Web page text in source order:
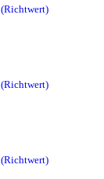
(Richtwert)
(Richtwert)
(Richtwert)